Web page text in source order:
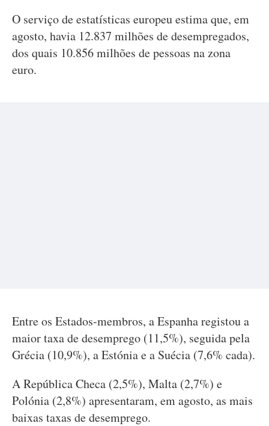
O serviço de estatísticas europeu estima que, em
agosto, havia 12.837 milhões de desempregados,
dos quais 10.856 milhões de pessoas na zona
euro.
Entre os Estados-membros, a Espanha registou a
maior taxa de desemprego (11,5%), seguida pela
Grécia (10,9%), a Estónia e a Suécia (7,6% cada).
A República Checa (2,5%), Malta (2,7%) e
Polónia (2,8%) apresentaram, em agosto, as mais
baixas taxas de desemprego.